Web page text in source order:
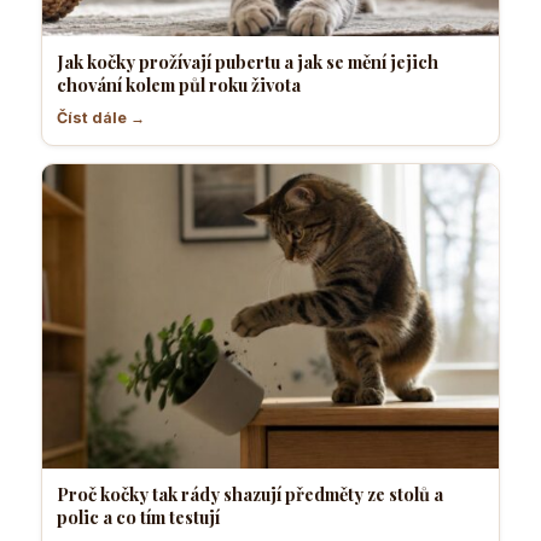
Jak kočky prožívají pubertu a jak se mění jejich
chování kolem půl roku života
Číst dále →
Proč kočky tak rády shazují předměty ze stolů a
polic a co tím testují